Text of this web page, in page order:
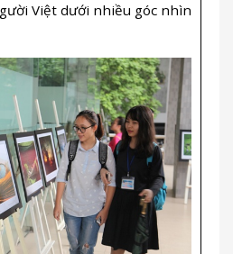
Việt dưới nhiều góc nhìn